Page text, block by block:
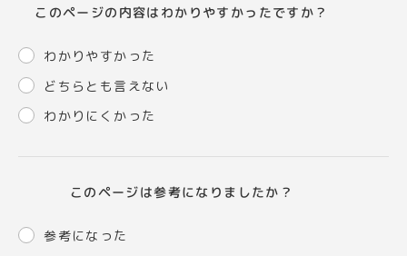
このページの内容はわかりやすかったですか？
わかりやすかった
どちらとも言えない
わかりにくかった
このページは参考になりましたか？
参考になった